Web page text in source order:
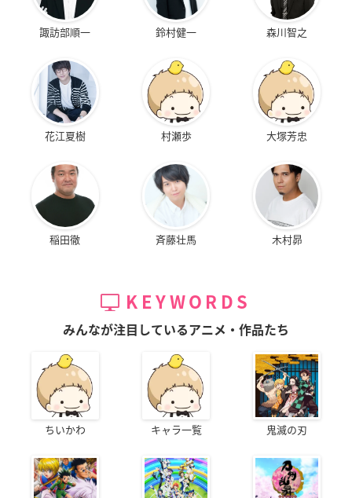
諏訪部順一 鈴村健一 森川智之
花江夏樹 村瀬歩 大塚芳忠
稲田徹 斉藤壮馬 木村昴
KEYWORDS
みんなが注目しているアニメ・作品たち
ちいかわ キャラ一覧 鬼滅の刃